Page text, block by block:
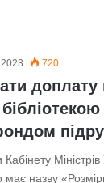
720
доплату
Міністрів
назву